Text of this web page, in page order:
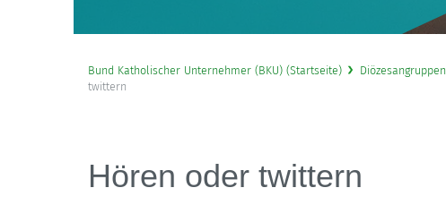
Bund Katholischer Unternehmer (BKU) (Startseite) Diözesangruppen
twittern
Hören oder twittern